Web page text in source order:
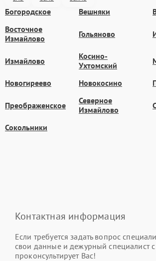
Богородское Вешняки
Восточное
Измайлово
Гольяново
Измайлово
Косино-
Ухтомский
Новогиреево Новокосино
Преображенское
Северное
Измайлово
Сокольники
Контактная информация
Если требуется задать вопрос
свои данные и дежурный специалист
проконсультирует Вас!